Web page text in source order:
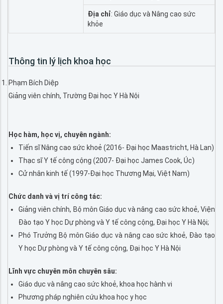
Địa chỉ: Giáo dục và Nâng cao sức
khỏe
Thông tin lý lịch khoa học
Phạm Bích Diệp
Giảng viên chính, Trường Đại học Y Hà Nội
Học hàm, học vị, chuyên ngành:
Tiến sĩ Nâng cao sức khoẻ (2016- Đại học Maastricht, Hà Lan)
Thạc sĩ Y tế công cộng (2007- Đại học James Cook, Úc)
Cử nhân kinh tế (1997-Đại học Thương Mại, Việt Nam)
Chức danh và vị trí công tác:
Giảng viên chính, Bộ môn Giáo dục và nâng cao sức khoẻ, Viện
Đào tạo Y học Dự phòng và Y tế công cộng, Đại học Y Hà Nội;
Phó Trưởng Bộ môn Giáo dục và nâng cao sức khoẻ, Đào tạo
Y học Dự phòng và Y tế công cộng, Đại học Y Hà Nội
Lĩnh vực chuyên môn chuyên sâu:
Giáo dục và nâng cao sức khoẻ, khoa học hành vi
Phương pháp nghiên cứu khoa học y học